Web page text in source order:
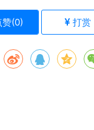
(0) 打赏